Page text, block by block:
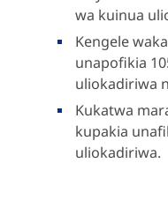
wa kuinua
Kengele
unapofikia
uliokadiriwa
Kukatwa
kupakia
uliokadiriwa.